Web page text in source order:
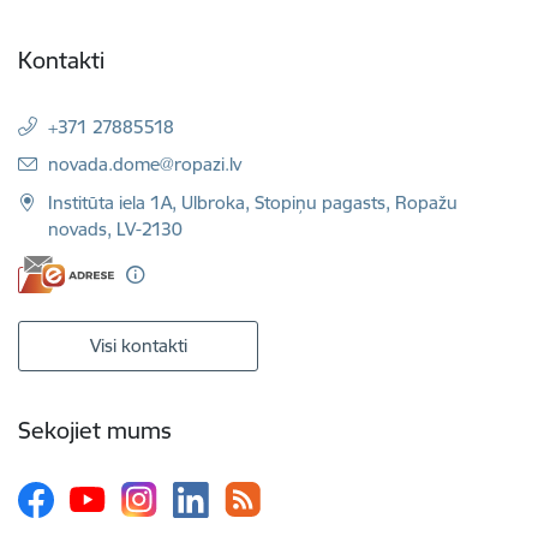
Kontakti
+371 27885518
E-pasts:
novada.dome@ropazi.lv
Institūta iela 1A, Ulbroka, Stopiņu pagasts, Ropažu
novads, LV-2130
Visi kontakti
Sekojiet mums